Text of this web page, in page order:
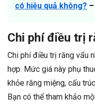
có hiệu quả không?
Chi phí điều trị
Chi phí điều trị răng vẩu
hợp. Mức giá này phụ
khỏe răng miệng, cấu
Bạn có thể tham khảo